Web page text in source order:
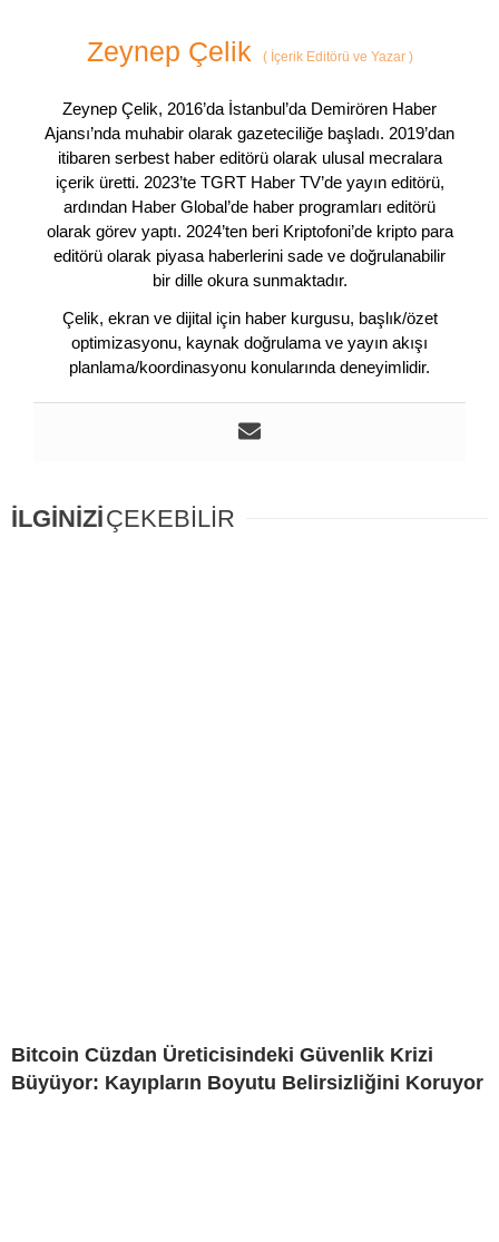
Zeynep Çelik (İçerik Editörü ve Yazar )
Zeynep Çelik, 2016’da İstanbul’da Demirören Haber
Ajansı’nda muhabir olarak gazeteciliğe başladı. 2019’dan
itibaren serbest haber editörü olarak ulusal mecralara
içerik üretti. 2023’te TGRT Haber TV’de yayın editörü,
ardından Haber Global’de haber programları editörü
olarak görev yaptı. 2024’ten beri Kriptofoni’de kripto para
editörü olarak piyasa haberlerini sade ve doğrulanabilir
bir dille okura sunmaktadır.
Çelik, ekran ve dijital için haber kurgusu, başlık/özet
optimizasyonu, kaynak doğrulama ve yayın akışı
planlama/koordinasyonu konularında deneyimlidir.
İLGİNİZİÇEKEBİLİR
Bitcoin Cüzdan Üreticisindeki Güvenlik Krizi
Büyüyor: Kayıpların Boyutu Belirsizliğini Koruyor